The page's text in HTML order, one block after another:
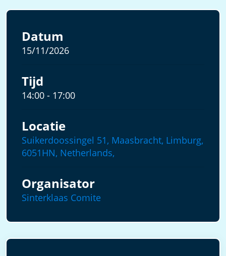
Datum
15/11/2026
Tijd
14:00 - 17:00
Locatie
Suikerdoossingel 51, Maasbracht, Limburg,
6051HN, Netherlands,
Organisator
Sinterklaas Comite